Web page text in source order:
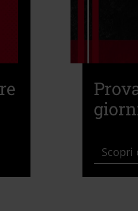
Scopri